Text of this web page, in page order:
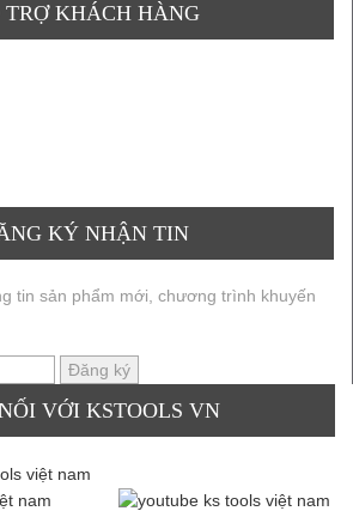
TRỢ KHÁCH HÀNG
KÝ NHẬN TIN
tin sản phẩm mới, chương trình khuyến
VỚI KSTOOLS VN